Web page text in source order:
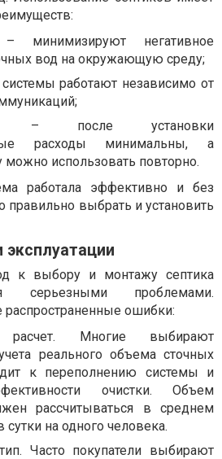
– минимизируют негативное
вод на окружающую среду;
работают независимо от
– после установки
расходы минимальны, а
использовать повторно.
работала эффективно и без
правильно выбрать и установить
к выбору и монтажу септика
серьезными проблемами.
ошибки:
расчет. Многие выбирают
реального объема сточных
к переполнению системы и
очистки. Объем
рассчитываться в среднем
на одного человека.
Часто покупатели выбирают